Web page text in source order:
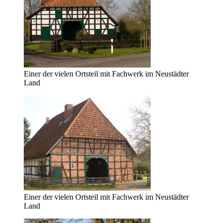
Einer der vielen Ortsteil mit Fachwerk im Neustädter
Land
Einer der vielen Ortsteil mit Fachwerk im Neustädter
Land